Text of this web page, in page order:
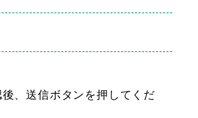
、送信ボタンを押してくだ